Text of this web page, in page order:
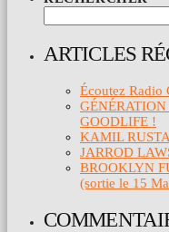
ARTICLES
Écoutez Radio
GOODLIFE !
KAMIL
JARROD
BROOKLYN
(sortie le 15